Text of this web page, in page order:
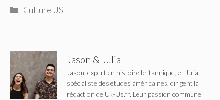
Catégories
Culture US
Jason & Julia
Jason, expert en histoire britannique, et Julia,
spécialiste des études américaines, dirigent la
rédaction de Uk-Us.fr. Leur passion commune